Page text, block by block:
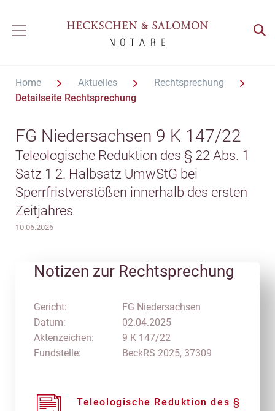
Home Aktuelles
Rechtsprechung
Detailseite Rechtsprechung
FG Niedersachsen 9 K 147/22
Teleologische Reduktion des § 22 Abs. 1
Satz 1 2. Halbsatz UmwStG bei
Sperrfristverstößen innerhalb des ersten
Zeitjahres
10.06.2026
Notizen zur Rechtsprechung
Gericht:
Datum:
Aktenzeichen:
Fundstelle:
FG Niedersachsen
02.04.2025
9 K 147/22
BeckRS 2025, 37309
Teleologische Reduktion des §